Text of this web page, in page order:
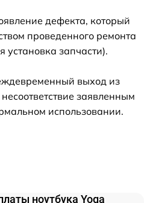
дефекта, который
проведенного ремонта
запчасти).
выход из
заявленным
использовании.
ноутбука Yoga